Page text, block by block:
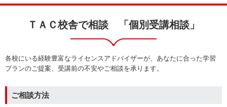
ＴＡＣ校舎で相談 「個別受講相談」
各校にいる経験豊富なライセンスアドバイザーが、あなたに合った学習
プランのご提案、受講前の不安やご相談を承ります。
ご相談方法